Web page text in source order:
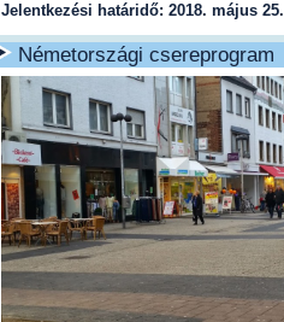
Jelentkezési határidő: 2018. május 25.
Németországi csereprogram